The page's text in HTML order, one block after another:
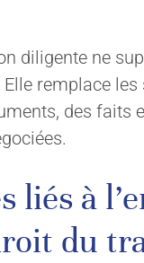
diligente ne
Elle remplace
des faits
liés à
du